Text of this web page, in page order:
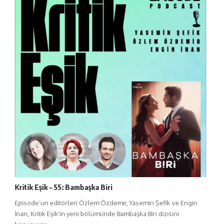
Kritik Eşik – 55: Bambaşka Biri
Episode’un editörleri Özlem Özdemir, Yasemin Şefik ve Engin
İnan, Kritik Eşik'in yeni bölümünde Bambaşka Biri dizisini